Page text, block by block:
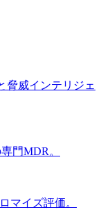
脅威インテリジェ
門MDR。
マイズ評価。